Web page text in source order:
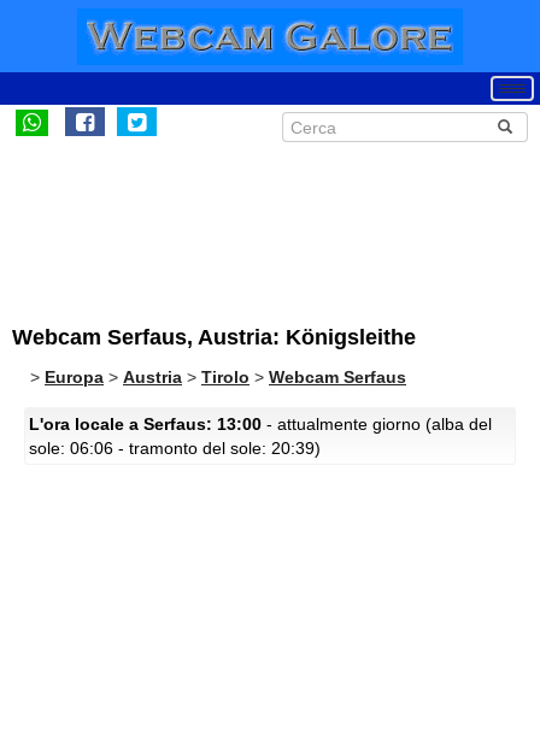
Webcam Serfaus, Austria: Königsleithe
> Europa > Austria > Tirolo > Webcam Serfaus
L'ora locale a Serfaus: 13:00 - attualmente giorno (alba del
sole: 06:06 - tramonto del sole: 20:39)